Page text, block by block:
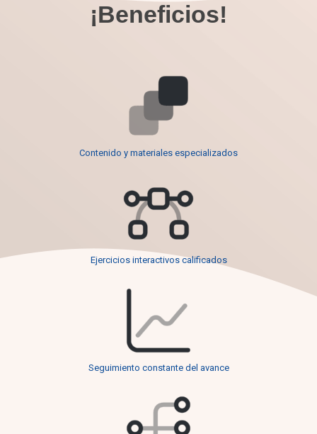
¡Beneficios!
Contenido y materiales especializados
Ejercicios interactivos calificados
Seguimiento constante del avance